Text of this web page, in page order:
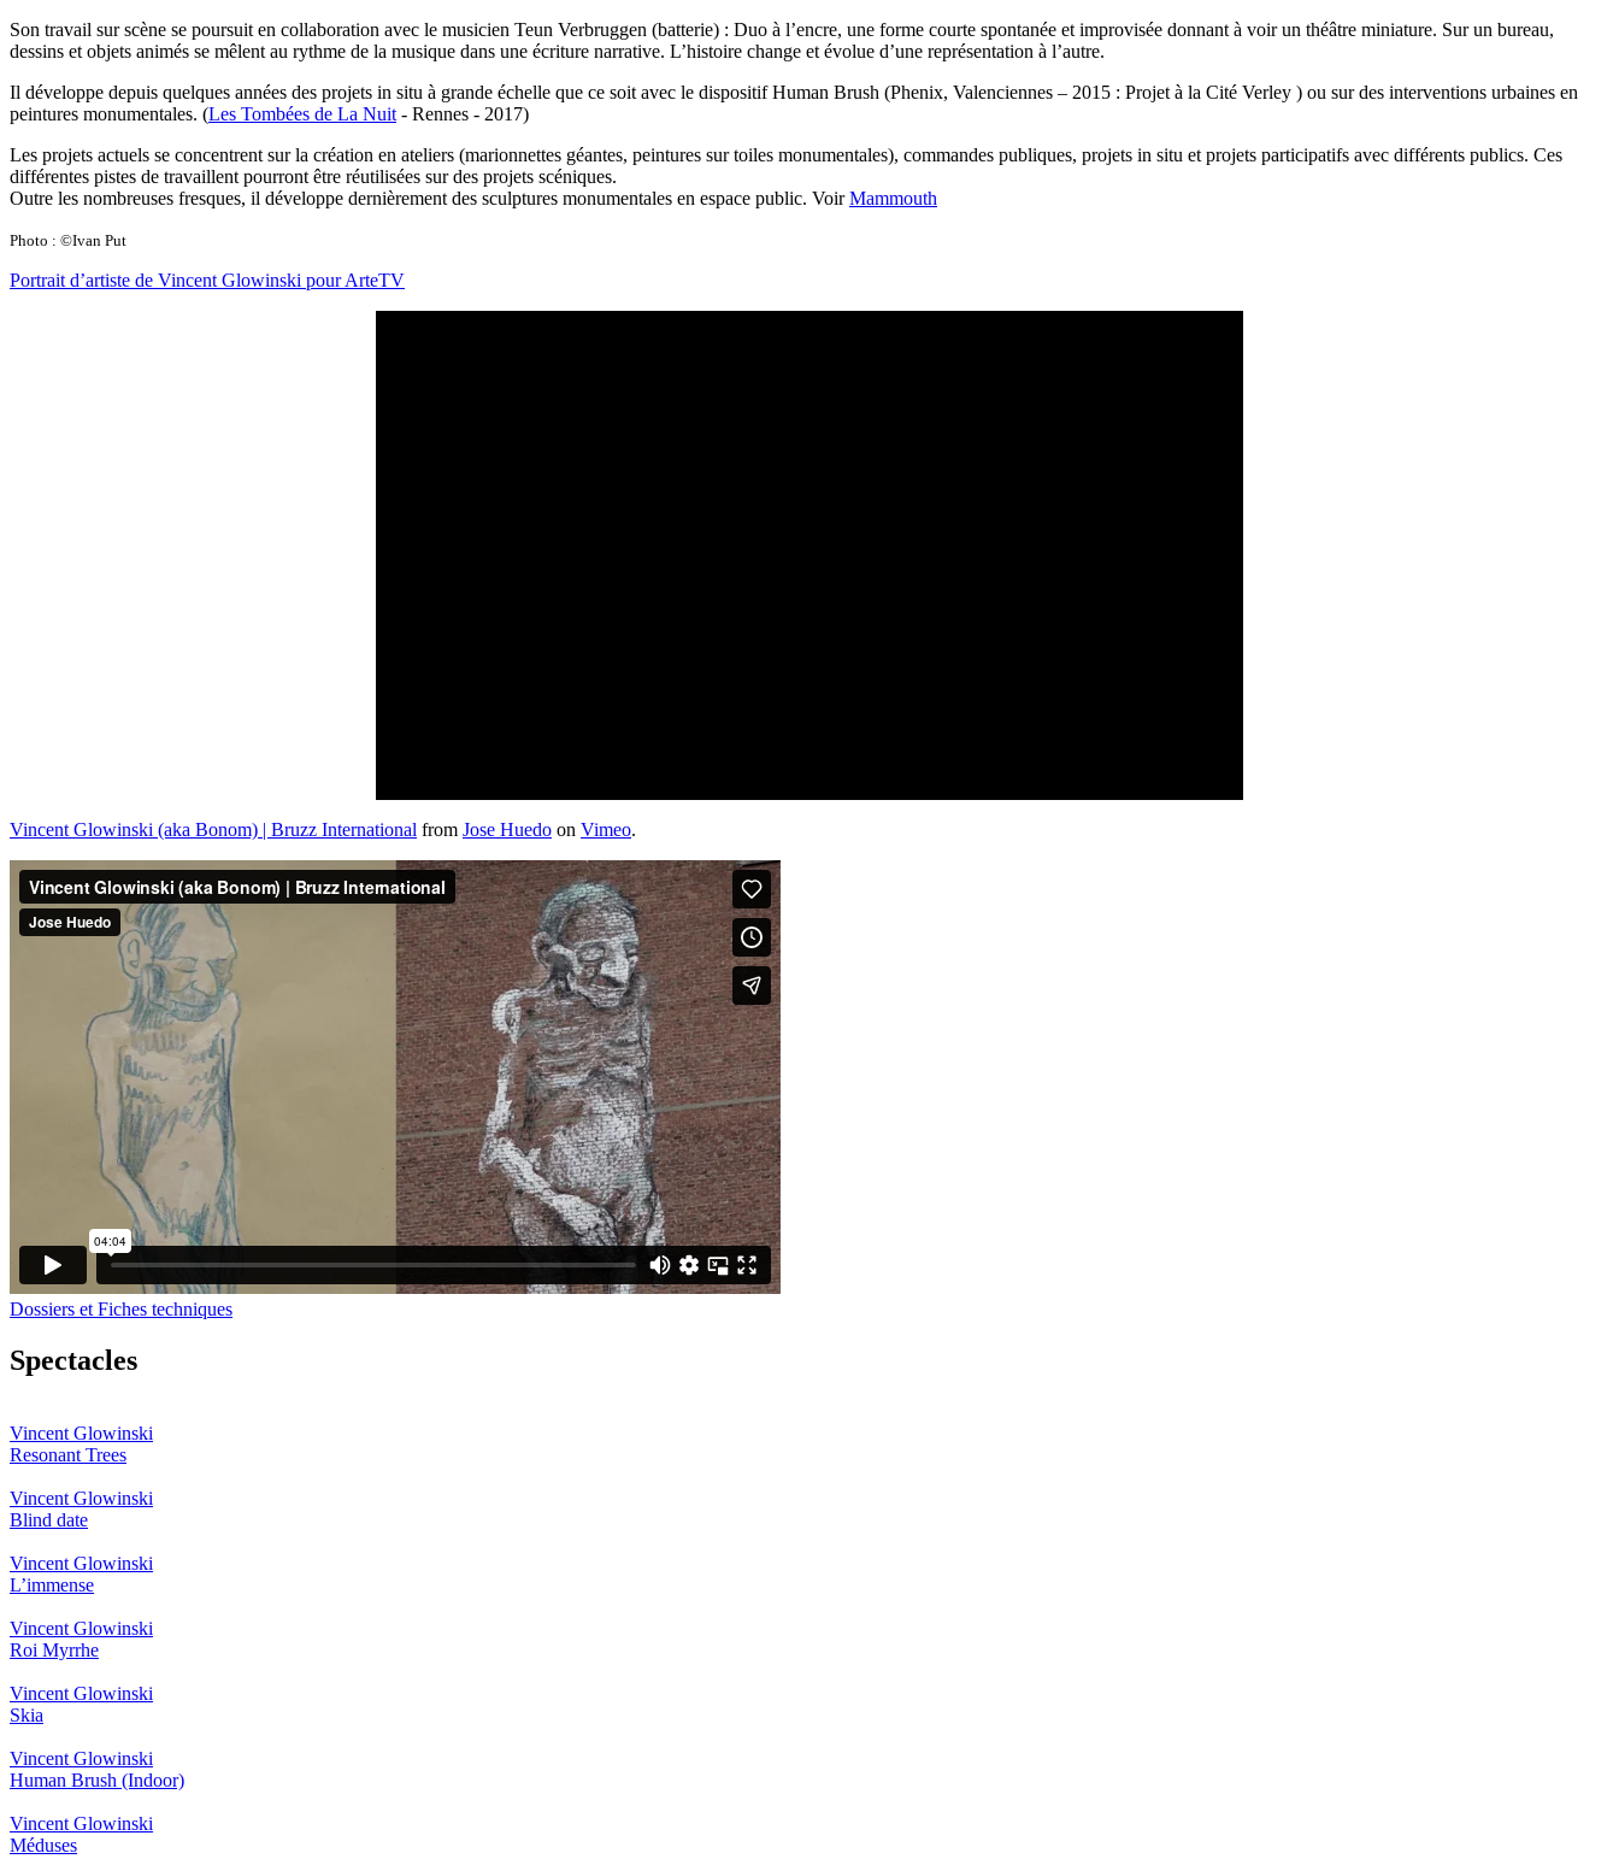
Son travail sur scène se poursuit en collaboration avec le musicien Teun Verbruggen (batterie) : Duo à l’encre, une forme courte spontanée et improvisée donnant à voir un théâtre miniature. Sur un bureau,
dessins et objets animés se mêlent au rythme de la musique dans une écriture narrative. L’histoire change et évolue d’une représentation à l’autre.
Il développe depuis quelques années des projets in situ à grande échelle que ce soit avec le dispositif Human Brush (Phenix, Valenciennes – 2015 : Projet à la Cité Verley ) ou sur des interventions urbaines en
peintures monumentales. (Les Tombées de La Nuit - Rennes - 2017)
Les projets actuels se concentrent sur la création en ateliers (marionnettes géantes, peintures sur toiles monumentales), commandes publiques, projets in situ et projets participatifs avec différents publics. Ces
différentes pistes de travaillent pourront être réutilisées sur des projets scéniques.
Outre les nombreuses fresques, il développe dernièrement des sculptures monumentales en espace public. VoirMammouth
Photo : ©Ivan Put
Portrait d’artiste de Vincent Glowinski pour ArteTV
Vincent Glowinski (aka Bonom) | Bruzz International from Jose Huedo on Vimeo.
Dossiers et Fiches techniques
Spectacles
Vincent Glowinski
Resonant Trees
Vincent Glowinski
Blind date
Vincent Glowinski
L’immense
Vincent Glowinski
Roi Myrrhe
Vincent Glowinski
Skia
Vincent Glowinski
Human Brush (Indoor)
Vincent Glowinski
Méduses